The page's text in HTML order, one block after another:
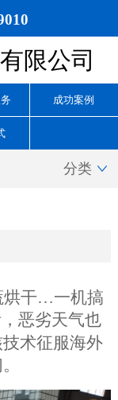
限公司
成功案例
分类 
干…一机搞
恶劣天气也
术征服海外
。